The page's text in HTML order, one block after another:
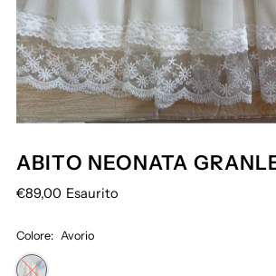
ABITO NEONATA
€89,00 Esaurito
Colore: Avorio